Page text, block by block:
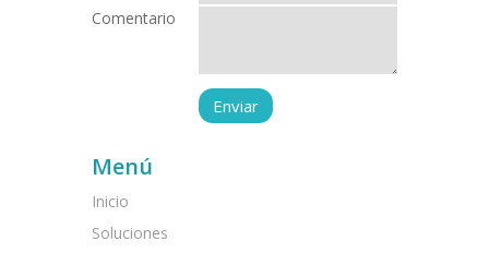
Comentario
Menú
Inicio
Soluciones